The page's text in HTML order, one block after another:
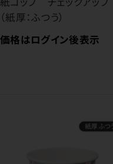
（紙厚：ふつう）
価格はログイン後表示